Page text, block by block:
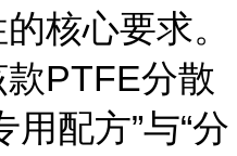
核心要求。
PTFE分散
用配方”与“分